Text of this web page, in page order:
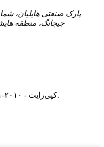
جیچانگ، منطقه
© کپی‌رایت - ۲۰۱۰-۲۰۲۱: تمامی حقوق محفوظ است.